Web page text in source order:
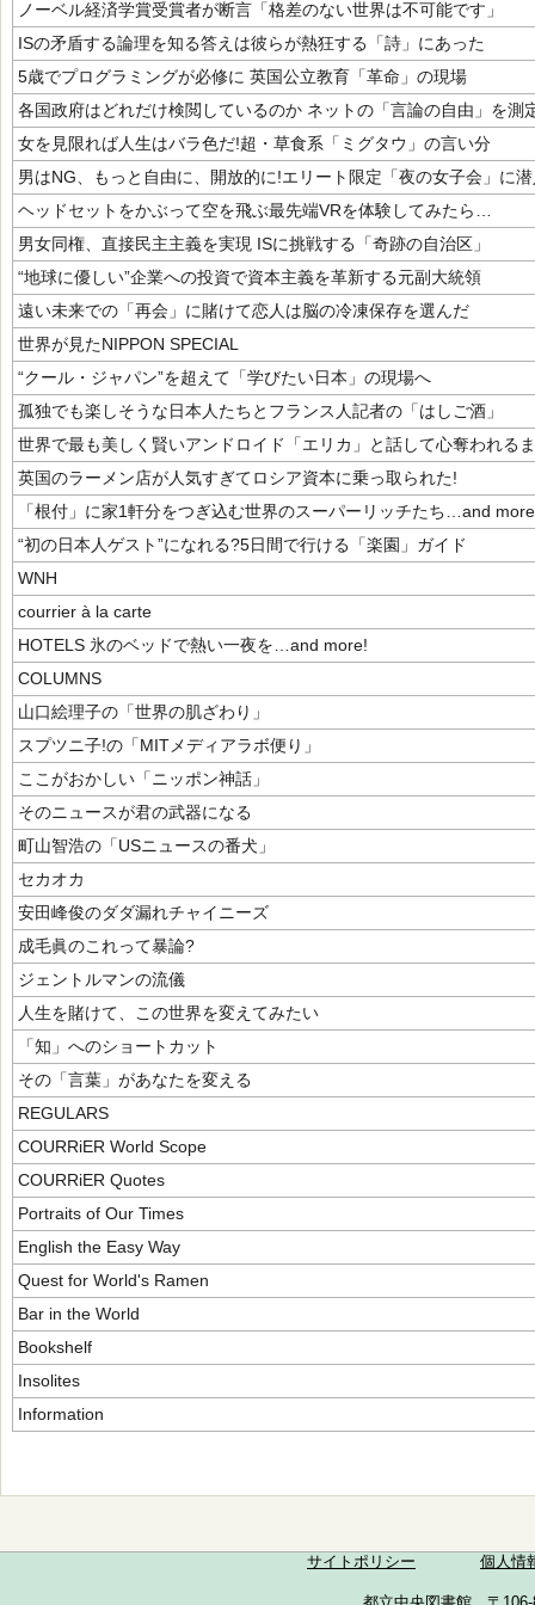
ノーベル経済学賞受賞者が断言「格差のない世界は不可能です」
ISの矛盾する論理を知る答えは彼らが熱狂する「詩」にあった
5歳でプログラミングが必修に 英国公立教育「革命」の現場
各国政府はどれだけ検閲しているのか ネットの「言論の自由」を測
女を見限れば人生はバラ色だ!超・草食系「ミグタウ」の言い分
男はNG、もっと自由に、開放的に!エリート限定「夜の女子会」に
ヘッドセットをかぶって空を飛ぶ最先端VRを体験してみたら…
男女同権、直接民主主義を実現 ISに挑戦する「奇跡の自治区」
“地球に優しい”企業への投資で資本主義を革新する元副大統領
遠い未来での「再会」に賭けて恋人は脳の冷凍保存を選んだ
世界が見たNIPPON SPECIAL
“クール・ジャパン”を超えて「学びたい日本」の現場へ
孤独でも楽しそうな日本人たちとフランス人記者の「はしご酒」
世界で最も美しく賢いアンドロイド「エリカ」と話して心奪われる
英国のラーメン店が人気すぎてロシア資本に乗っ取られた!
「根付」に家1軒分をつぎ込む世界のスーパーリッチたち…and
“初の日本人ゲスト”になれる?5日間で行ける「楽園」ガイド
WNH
courrier à la carte
HOTELS 氷のベッドで熱い一夜を…and more!
COLUMNS
山口絵理子の「世界の肌ざわり」
スプツニ子!の「MITメディアラボ便り」
ここがおかしい「ニッポン神話」
そのニュースが君の武器になる
町山智浩の「USニュースの番犬」
セカオカ
安田峰俊のダダ漏れチャイニーズ
成毛眞のこれって暴論?
ジェントルマンの流儀
人生を賭けて、この世界を変えてみたい
「知」へのショートカット
その「言葉」があなたを変える
REGULARS
COURRiER World Scope
COURRiER Quotes
Portraits of Our Times
English the Easy Way
Quest for World's Ramen
Bar in the World
Bookshelf
Insolites
Information
サイトポリシー 個人情